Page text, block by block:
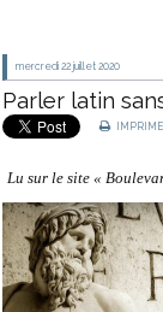
mercredi 22 juillet 2020
Parler latin
Lu sur le site «